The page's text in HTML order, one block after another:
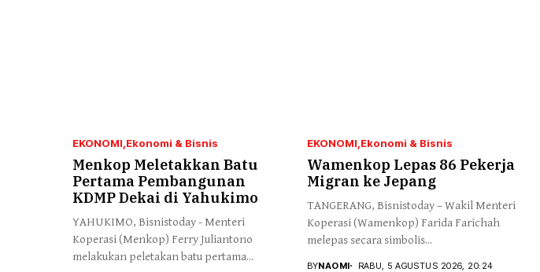
EKONOMI Ekonomi & Bisnis
Menkop Meletakkan Batu
Pertama Pembangunan
KDMP Dekai di Yahukimo
YAHUKIMO, Bisnistoday - Menteri
Koperasi (Menkop) Ferry Juliantono
melakukan peletakan batu pertama...
EKONOMI Ekonomi & Bisnis
Wamenkop Lepas 86 Pekerja
Migran ke Jepang
TANGERANG, Bisnistoday – Wakil Menteri
Koperasi (Wamenkop) Farida Farichah
melepas secara simbolis...
BYNAOMI RABU, 5 AGUSTUS 2026, 20:24